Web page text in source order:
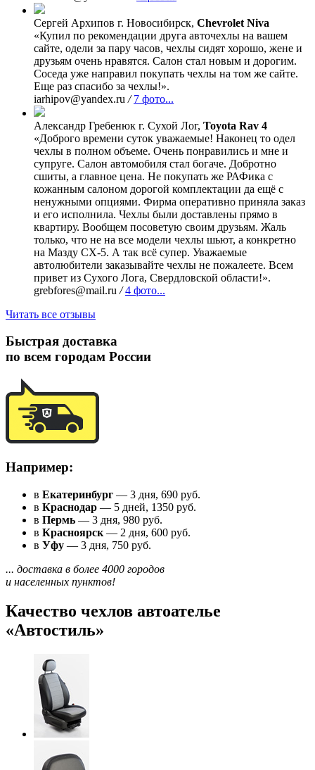
Сергей Архипов г. Новосибирск, Chevrolet Niva
«Купил по рекомендации друга авточехлы на вашем
сайте, одели за пару часов, чехлы сидят хорошо, жене и
друзьям очень нравятся. Салон стал новым и дорогим.
Соседа уже направил покупать чехлы на том же сайте.
Еще раз спасибо за чехлы!».
iarhipov@yandex.ru / 7 фото...
Александр Гребенюк г. Сухой Лог, Toyota Rav 4
«Доброго времени суток уважаемые! Наконец то одел
чехлы в полном объеме. Очень понравились и мне и
супруге. Салон автомобиля стал богаче. Добротно
сшиты, а главное цена. Не покупать же РАФика с
кожанным салоном дорогой комплектации да ещё с
ненужными опциями. Фирма оперативно приняла заказ
и его исполнила. Чехлы были доставлены прямо в
квартиру. Вообщем посоветую своим друзьям. Жаль
только, что не на все модели чехлы шьют, а конкретно
на Мазду СХ-5. А так всё супер. Уважаемые
автолюбители заказывайте чехлы не пожалеете. Всем
привет из Сухого Лога, Свердловской области!».
grebfores@mail.ru / 4 фото...
Читать все отзывы
Быстрая доставка
по всем городам России
Например:
в Екатеринбург — 3 дня, 690 руб.
в Краснодар — 5 дней, 1350 руб.
в Пермь — 3 дня, 980 руб.
в Красноярск — 2 дня, 600 руб.
в Уфу — 3 дня, 750 руб.
... доставка в более 4000 городов
и населенных пунктов!
Качество чехлов автоателье
«Автостиль»